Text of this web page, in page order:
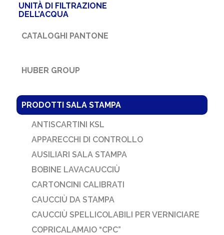
CATALOGHI PANTONE
HUBER GROUP
PRODOTTI SALA STAMPA
ANTISCARTINI KSL
APPARECCHI DI CONTROLLO
AUSILIARI SALA STAMPA
BOBINE LAVACAUCCIÙ
CARTONCINI CALIBRATI
CAUCCIÙ DA STAMPA
CAUCCIÙ SPELLICOLABILI PER VERNICIARE
COPRICALAMAIO “CPC”
UNITÀ DI FILTRAZIONE
DELL’ACQUA